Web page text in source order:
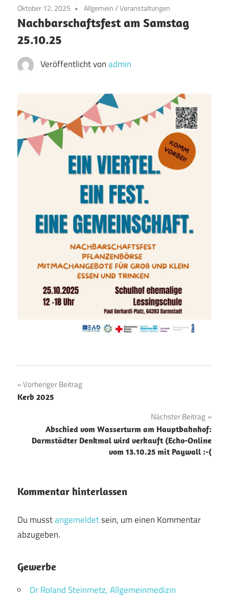
Oktober 12, 2025 Allgemein/Veranstaltungen
Nachbarschaftsfest am Samstag
25.10.25
Veröffentlicht vonadmin
Beitragsnavigation
Vorheriger Beitrag
Kerb 2025
Nächster Beitrag
Abschied vom Wasserturm am Hauptbahnhof:
Darmstädter Denkmal wird verkauft (Echo-Online
vom 13.10.25 mit Paywall :-(
Kommentar hinterlassen
Du musstangemeldetsein, um einen Kommentar
abzugeben.
Gewerbe
Dr Roland Steinmetz, Allgemeinmedizin